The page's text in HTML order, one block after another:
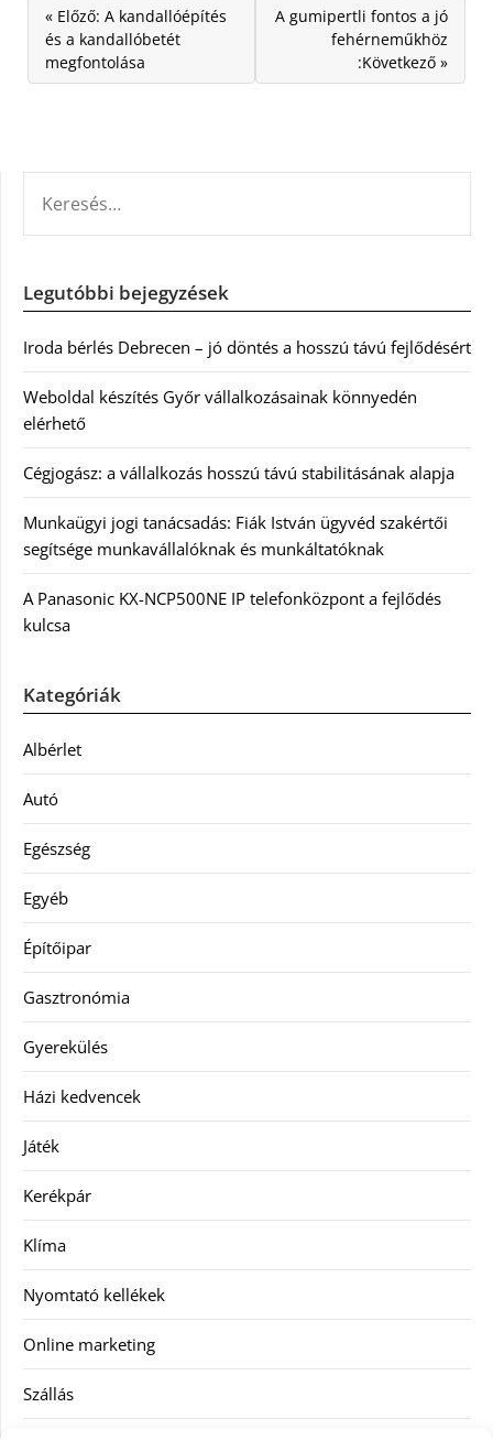
« Előző: A kandallóépítés
és a kandallóbetét
megfontolása
A gumipertli fontos a jó
fehérneműkhöz
:Következő »
Legutóbbi bejegyzések
Iroda bérlés Debrecen – jó döntés a hosszú távú fejlődésért
Weboldal készítés Győr vállalkozásainak könnyedén
elérhető
Cégjogász: a vállalkozás hosszú távú stabilitásának alapja
Munkaügyi jogi tanácsadás: Fiák István ügyvéd szakértői
segítsége munkavállalóknak és munkáltatóknak
A Panasonic KX-NCP500NE IP telefonközpont a fejlődés
kulcsa
Kategóriák
Albérlet
Autó
Egészség
Egyéb
Építőipar
Gasztronómia
Gyerekülés
Házi kedvencek
Játék
Kerékpár
Klíma
Nyomtató kellékek
Online marketing
Szállás